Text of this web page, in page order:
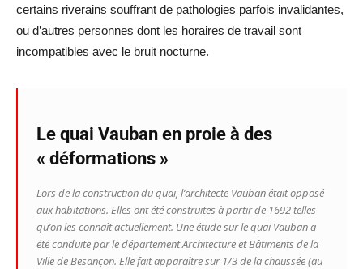
certains riverains souffrant de pathologies parfois invalidantes,
ou d’autres personnes dont les horaires de travail sont
incompatibles avec le bruit nocturne.
Le quai Vauban en proie à des
« déformations »
Lors de la construction du quai, l’architecte Vauban était opposé
aux habitations. Elles ont été construites à partir de 1692 telles
qu’on les connaît actuellement. Une étude sur le quai Vauban a
été conduite par le département Architecture et Bâtiments de la
Ville de Besançon. Elle fait apparaître sur 1/3 de la chaussée (au